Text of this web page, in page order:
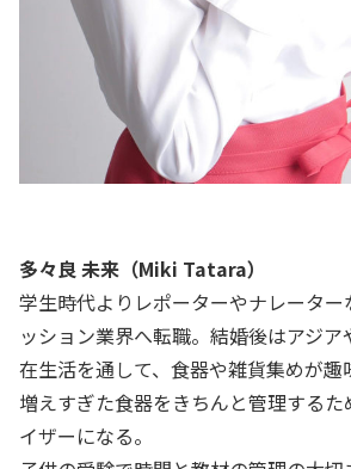
多々良 未来（Miki Tatara）
学生時代よりレポーターやナレータ
ッション業界へ転職。結婚後はアジ
在生活を通して、食器や雑貨集めが趣
増えすぎた食器をきちんと管理する
イザーになる。